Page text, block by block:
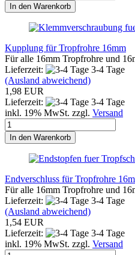
In den Warenkorb
Kupplung für Tropfrohre 16mm
Für alle 16mm Tropfrohre und
Lieferzeit:
3-4 Tage
(Ausland abweichend)
1,98 EUR
Lieferzeit:
3-4 Tage
inkl. 19% MwSt. zzgl. Versand
In den Warenkorb
Endverschluss für Tropfrohre
Für alle 16mm Tropfrohre und
Lieferzeit:
3-4 Tage
(Ausland abweichend)
1,54 EUR
Lieferzeit:
3-4 Tage
inkl. 19% MwSt. zzgl. Versand